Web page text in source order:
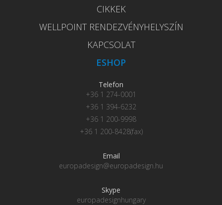
CIKKEK
WELLPOINT RENDEZVÉNYHELYSZÍN
KAPCSOLAT
ESHOP
Telefon
+36 1 274-0001
+36 1 394-6232
+36 1 200-9998
+36 1 200-8428(fax)
Email
europadesign@europadesign.hu
Skype
europadesignhungary